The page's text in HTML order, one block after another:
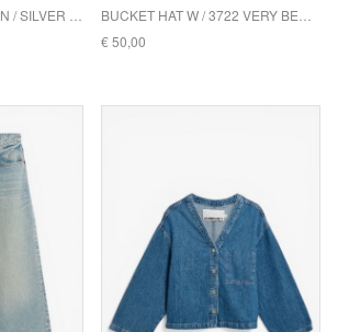
€ 50,00